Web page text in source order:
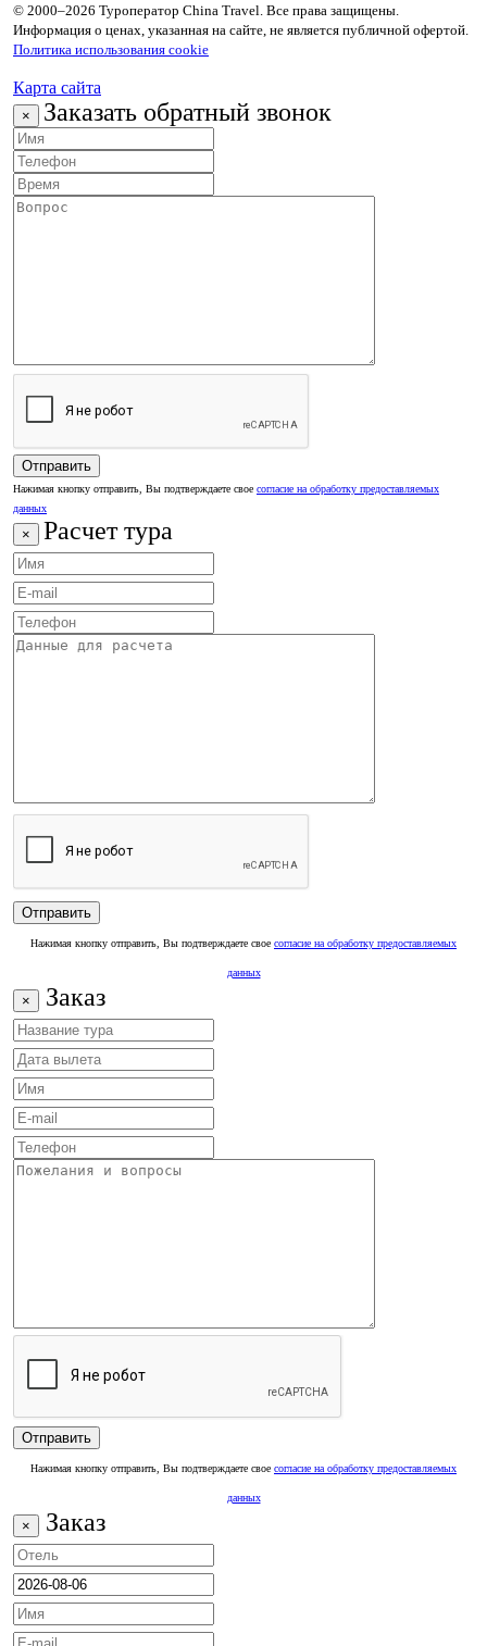
© 2000–2026 Туроператор China Travel. Все права защищены.
Информация о ценах, указанная на сайте, не является публичной офертой.
Политика использования cookie
Карта сайта
× Заказать обратный звонок
Нажимая кнопку отправить, Вы подтверждаете свое согласие на обработку предоставляемых
данных
× Расчет тура
Нажимая кнопку отправить, Вы подтверждаете свое согласие на обработку предоставляемых
данных
× Заказ
Нажимая кнопку отправить, Вы подтверждаете свое согласие на обработку предоставляемых
данных
× Заказ